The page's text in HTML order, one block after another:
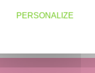
PERSONALIZE